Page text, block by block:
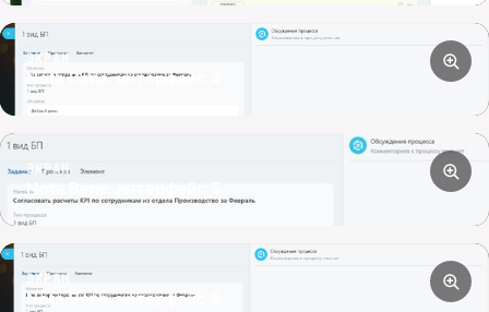
ЭКРАН
Nota Bene: интерфейс 4
ЭКРАН
Nota Bene: интерфейс 5
ЭКРАН
Nota Bene: интерфейс 6